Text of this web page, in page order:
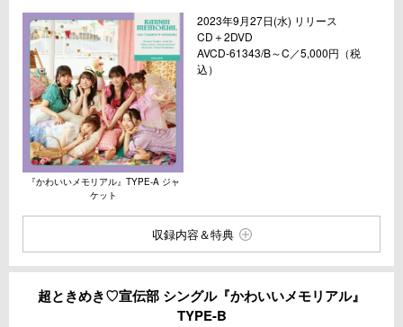
『かわいいメモリアル』TYPE-A ジャ
ケット
2023年9月27日(水) リリース
CD＋2DVD
AVCD-61343/B～C／5,000円（税
込）
収録内容＆特典
超ときめき♡宣伝部 シングル『かわいいメモリアル』
TYPE-B